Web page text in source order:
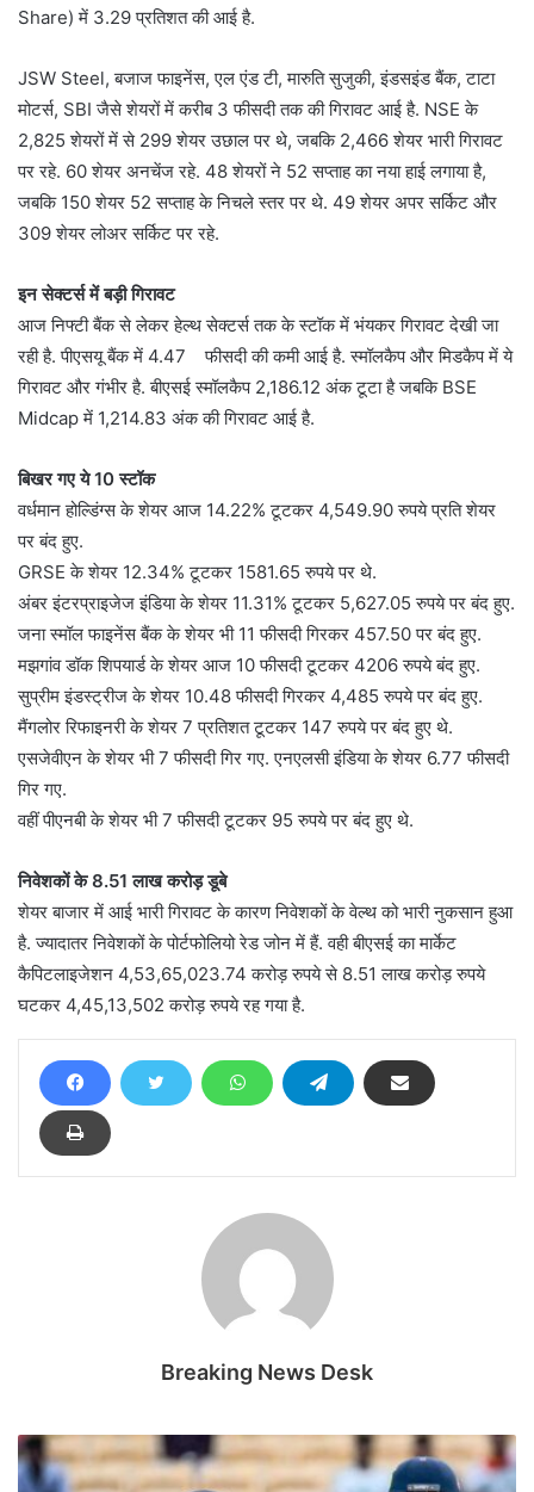
Share) में 3.29 प्रतिशत की आई है.
JSW Steel, बजाज फाइनेंस, एल एंड टी, मारुति सुजुकी, इंडसइंड बैंक, टाटा
मोटर्स, SBI जैसे शेयरों में करीब 3 फीसदी तक की गिरावट आई है. NSE के
2,825 शेयरों में से 299 शेयर उछाल पर थे, जबकि 2,466 शेयर भारी गिरावट
पर रहे. 60 शेयर अनचेंज रहे. 48 शेयरों ने 52 सप्‍ताह का नया हाई लगाया है,
जबकि 150 शेयर 52 सप्‍ताह के निचले स्‍तर पर थे. 49 शेयर अपर सर्किट और
309 शेयर लोअर सर्किट पर रहे.
इन सेक्‍टर्स में बड़ी गिरावट
आज निफ्टी बैंक से लेकर हेल्‍थ सेक्‍टर्स तक के स्‍टॉक में भंयकर गिरावट देखी जा
रही है. पीएसयू बैंक में 4.47 फीसदी की कमी आई है. स्‍मॉलकैप और मिडकैप में ये
गिरावट और गंभीर है. बीएसई स्‍मॉलकैप 2,186.12 अंक टूटा है जबकि BSE
Midcap में 1,214.83 अंक की गिरावट आई है.
बिखर गए ये 10 स्‍टॉक
वर्धमान होल्डिंग्‍स के शेयर आज 14.22% टूटकर 4,549.90 रुपये प्रति शेयर
पर बंद हुए.
GRSE के शेयर 12.34% टूटकर 1581.65 रुपये पर थे.
अंबर इंटरप्राइजेज इंडिया के शेयर 11.31% टूटकर 5,627.05 रुपये पर बंद हुए.
जना स्मॉल फाइनेंस बैंक के शेयर भी 11 फीसदी गिरकर 457.50 पर बंद हुए.
मझगांव डॉक शिपयार्ड के शेयर आज 10 फीसदी टूटकर 4206 रुपये बंद हुए.
सुप्रीम इंडस्‍ट्रीज के शेयर 10.48 फीसदी गिरकर 4,485 रुपये पर बंद हुए.
मैंगलोर रिफाइनरी के शेयर 7 प्रतिशत टूटकर 147 रुपये पर बंद हुए थे.
एसजेवीएन के शेयर भी 7 फीसदी गिर गए. एनएलसी इंडिया के शेयर 6.77 फीसदी
गिर गए.
वहीं पीएनबी के शेयर भी 7 फीसदी टूटकर 95 रुपये पर बंद हुए थे.
निवेशकों के 8.51 लाख करोड़ डूबे
शेयर बाजार में आई भारी गिरावट के कारण निवेशकों के वेल्‍थ को भारी नुकसान हुआ
है. ज्‍यादातर निवेशकों के पोर्टफोलियो रेड जोन में हैं. वही बीएसई का मार्केट
कैपिटलाइजेशन 4,53,65,023.74 करोड़ रुपये से 8.51 लाख करोड़ रुपये
घटकर 4,45,13,502 करोड़ रुपये रह गया है.
Breaking News Desk